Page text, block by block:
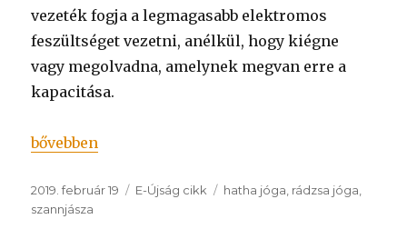
vezeték fogja a legmagasabb elektromos
feszültséget vezetni, anélkül, hogy kiégne
vagy megolvadna, amelynek megvan erre a
kapacitása.
„Satyananda Yoga”
bővebben
Közzétéve
2019. február 19 Kategória
E-Újság cikk Címke
hatha jóga rádzsa jóga
szannjásza